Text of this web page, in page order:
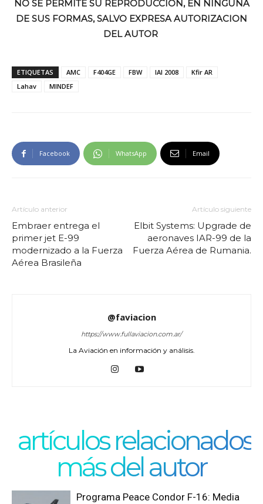
NO SE PERMITE SU REPRODUCCION, EN NINGUNA
DE SUS FORMAS, SALVO EXPRESA AUTORIZACION
DEL AUTOR
ETIQUETAS AMC F404GE FBW IAI 2008
Kfir AR
Lahav
MINDEF
Facebook WhatsApp Email
Artículo anterior
Embraer entrega el
primer jet E-99
modernizado a la Fuerza
Aérea Brasileña
Artículo siguiente
Elbit Systems: Upgrade de
aeronaves IAR-99 de la
Fuerza Aérea de Rumania.
@faviacion
https://www.fullaviacion.com.ar/
La Aviación en información y análisis.
artículos relacionados
más del autor
Programa Peace Condor F-16: Media